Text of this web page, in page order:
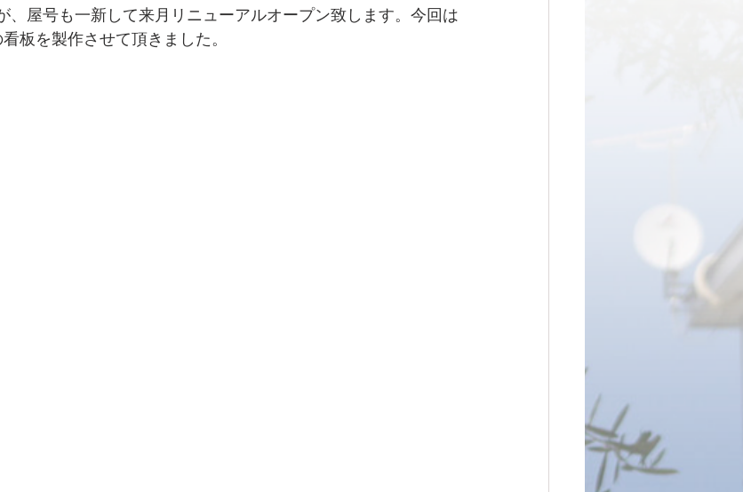
、屋号も一新して来月リニューアルオープン致します。今回は
板を製作させて頂きました。